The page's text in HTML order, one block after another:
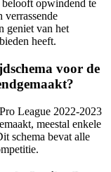
opwindend te
verrassende
geniet van het
heeft.
voor de
League 2022-2023
meestal enkele
schema bevat alle